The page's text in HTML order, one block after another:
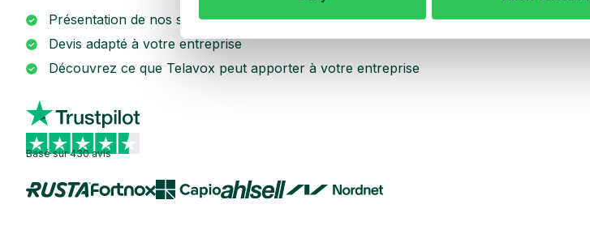
Présentation de nos services
Devis adapté à votre entreprise
Découvrez ce que Telavox peut apporter à votre entreprise
Basé sur 430 avis